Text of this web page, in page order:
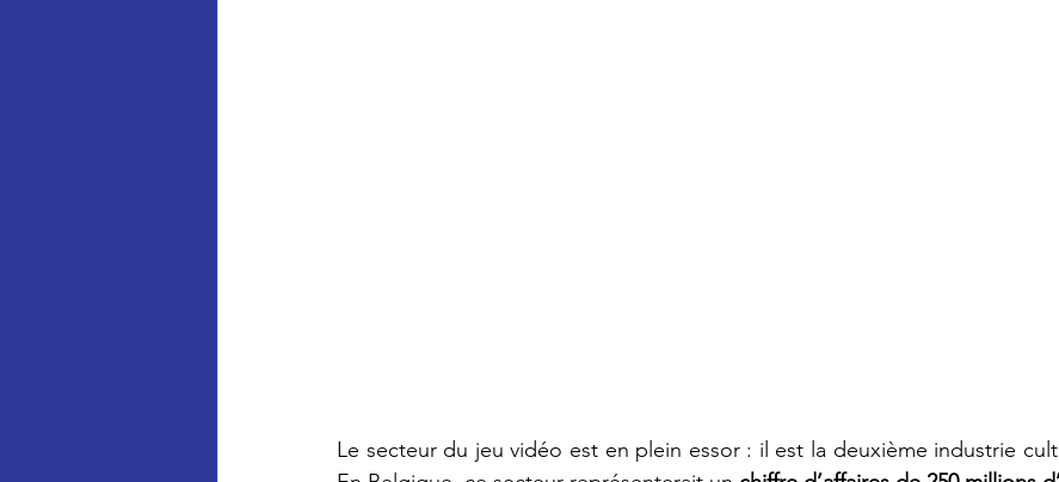
Le secteur du jeu vidéo est en plein essor : il est la deuxième industrie